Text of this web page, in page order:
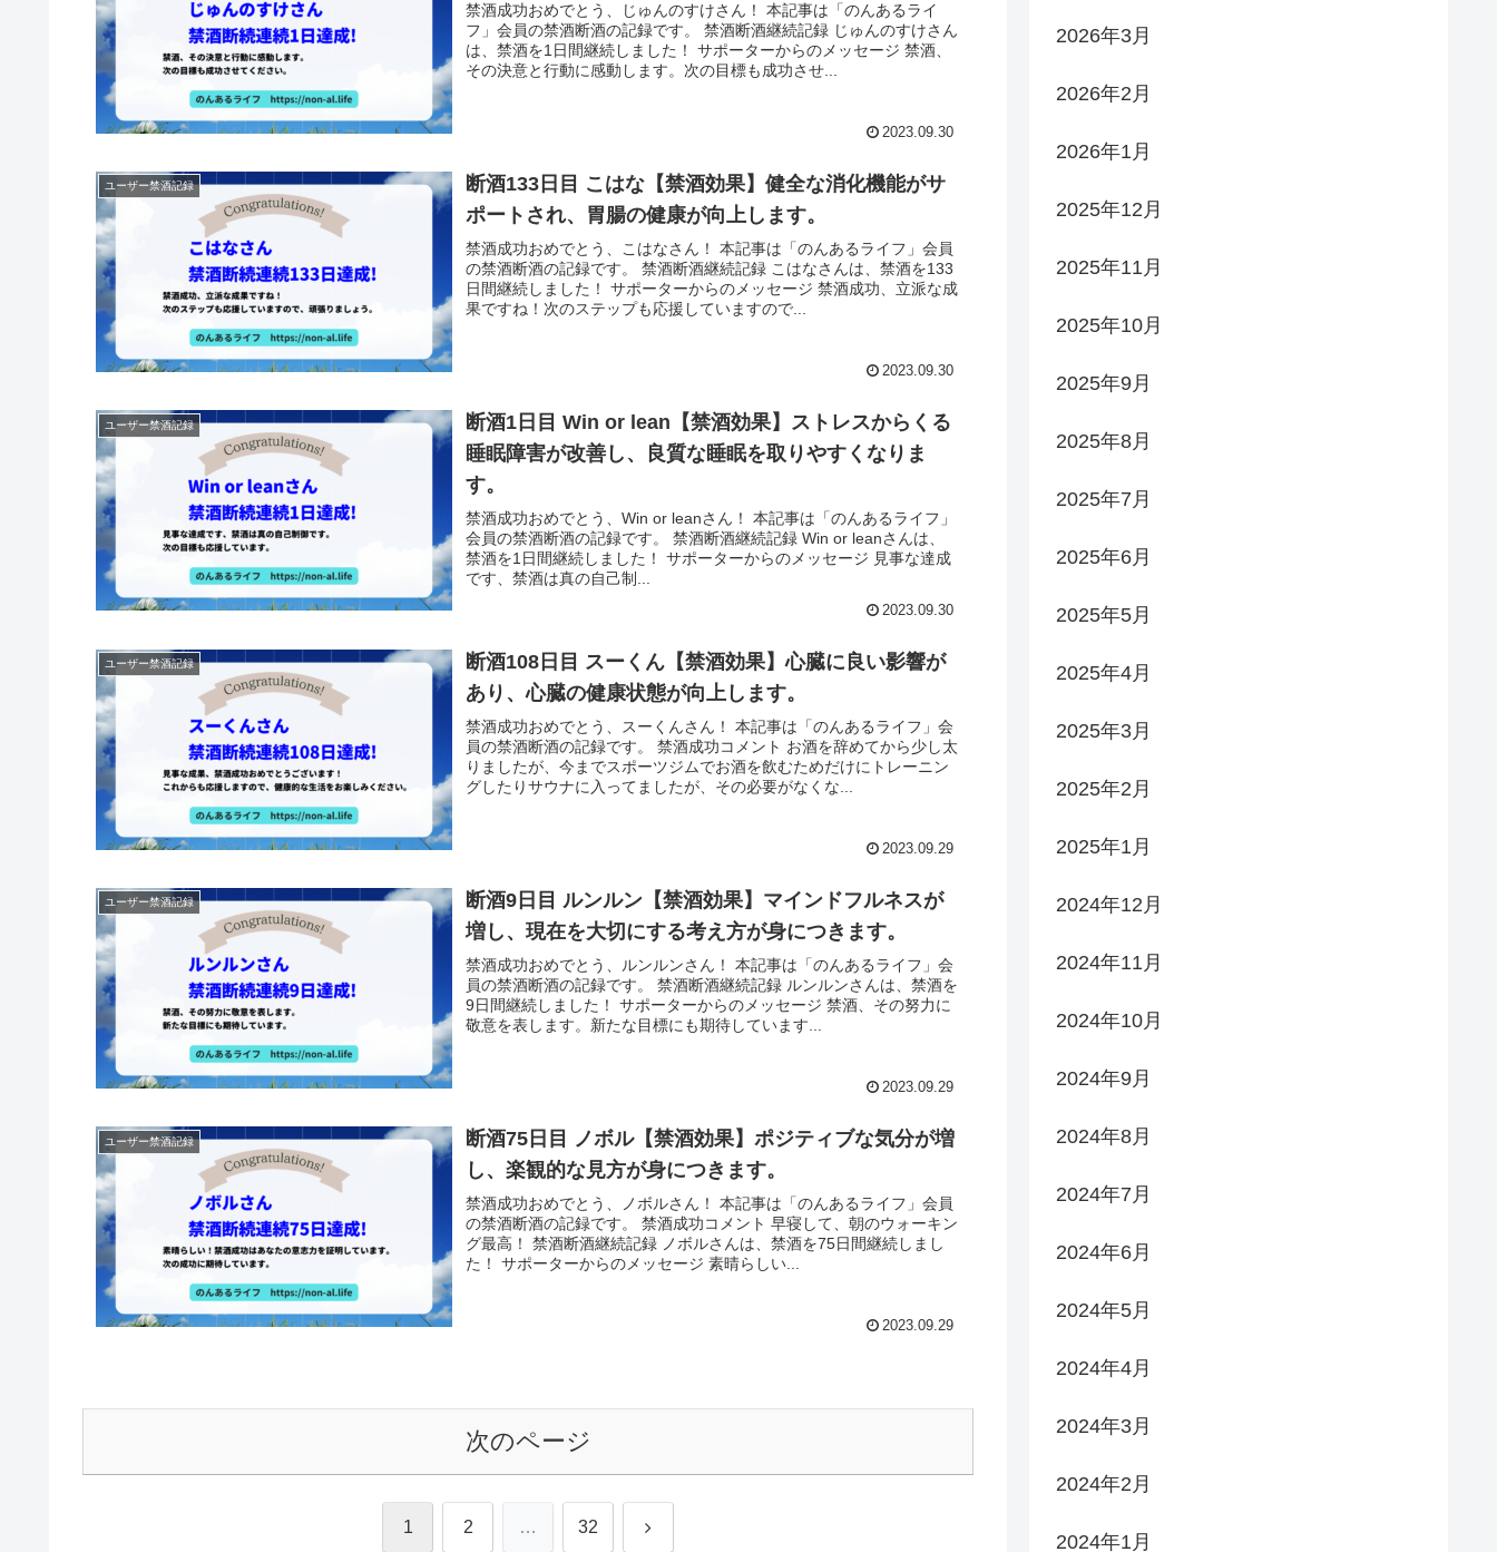
禁酒成功おめでとう、じゅんのすけさん！ 本記事は「のんあるライ
フ」会員の禁酒断酒の記録です。 禁酒断酒継続記録 じゅんのすけさん
は、禁酒を1日間継続しました！ サポーターからのメッセージ 禁酒、
その決意と行動に感動します。次の目標も成功させ...
2023.09.30
ユーザー禁酒記録
断酒133日目 こはな【禁酒効果】健全な消化機能がサ
ポートされ、胃腸の健康が向上します。
禁酒成功おめでとう、こはなさん！ 本記事は「のんあるライフ」会員
の禁酒断酒の記録です。 禁酒断酒継続記録 こはなさんは、禁酒を133
日間継続しました！ サポーターからのメッセージ 禁酒成功、立派な成
果ですね！次のステップも応援していますので...
2023.09.30
ユーザー禁酒記録
断酒1日目 Win or lean【禁酒効果】ストレスからくる
睡眠障害が改善し、良質な睡眠を取りやすくなりま
す。
禁酒成功おめでとう、Win or leanさん！ 本記事は「のんあるライフ」
会員の禁酒断酒の記録です。 禁酒断酒継続記録 Win or leanさんは、
禁酒を1日間継続しました！ サポーターからのメッセージ 見事な達成
です、禁酒は真の自己制...
2023.09.30
ユーザー禁酒記録
断酒108日目 スーくん【禁酒効果】心臓に良い影響が
あり、心臓の健康状態が向上します。
禁酒成功おめでとう、スーくんさん！ 本記事は「のんあるライフ」会
員の禁酒断酒の記録です。 禁酒成功コメント お酒を辞めてから少し太
りましたが、今までスポーツジムでお酒を飲むためだけにトレーニン
グしたりサウナに入ってましたが、その必要がなくな...
2023.09.29
ユーザー禁酒記録
断酒9日目 ルンルン【禁酒効果】マインドフルネスが
増し、現在を大切にする考え方が身につきます。
禁酒成功おめでとう、ルンルンさん！ 本記事は「のんあるライフ」会
員の禁酒断酒の記録です。 禁酒断酒継続記録 ルンルンさんは、禁酒を
9日間継続しました！ サポーターからのメッセージ 禁酒、その努力に
敬意を表します。新たな目標にも期待しています...
2023.09.29
ユーザー禁酒記録
断酒75日目 ノボル【禁酒効果】ポジティブな気分が増
し、楽観的な見方が身につきます。
禁酒成功おめでとう、ノボルさん！ 本記事は「のんあるライフ」会員
の禁酒断酒の記録です。 禁酒成功コメント 早寝して、朝のウォーキン
グ最高！ 禁酒断酒継続記録 ノボルさんは、禁酒を75日間継続しまし
た！ サポーターからのメッセージ 素晴らしい...
2023.09.29
次のページ
1 2 … 32 次
2026年3月
2026年2月
2026年1月
2025年12月
2025年11月
2025年10月
2025年9月
2025年8月
2025年7月
2025年6月
2025年5月
2025年4月
2025年3月
2025年2月
2025年1月
2024年12月
2024年11月
2024年10月
2024年9月
2024年8月
2024年7月
2024年6月
2024年5月
2024年4月
2024年3月
2024年2月
2024年1月